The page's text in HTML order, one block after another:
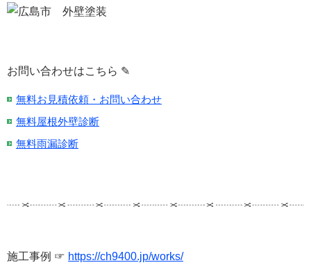
お問い合わせはこちら ✎
無料お見積依頼・お問い合わせ
無料屋根外壁診断
無料雨漏診断
施工事例 ☞ https://ch9400.jp/works/